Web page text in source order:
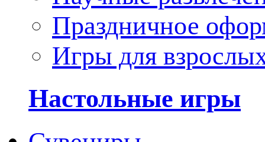
Праздничное
Игры для
Настольные игры